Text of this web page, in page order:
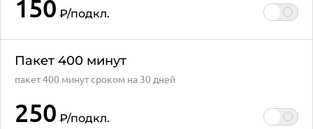
150 ₽/подкл.
Пакет 400 минут
пакет 400 минут сроком на 30 дней
250 ₽/подкл.